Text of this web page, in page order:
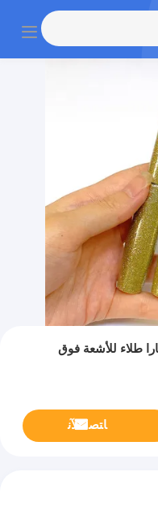
طلاء للأشعة فوق
ﺎﺘﺼﻟ ﺍﻶﻧ